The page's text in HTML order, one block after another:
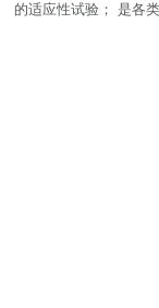
的适应性试验； 是各